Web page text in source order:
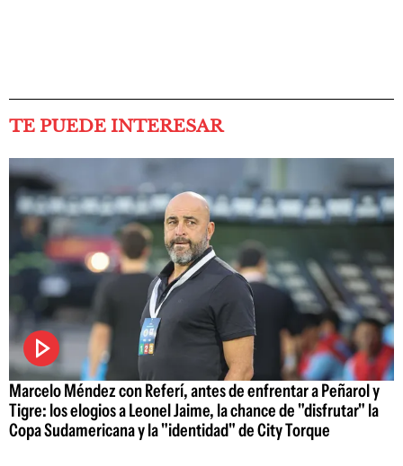
TE PUEDE INTERESAR
Marcelo Méndez con Referí, antes de enfrentar a Peñarol y
Tigre: los elogios a Leonel Jaime, la chance de "disfrutar" la
Copa Sudamericana y la "identidad" de City Torque